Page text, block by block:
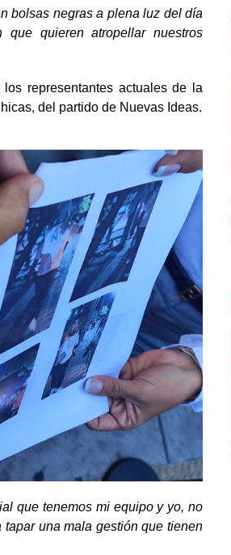
bolsas negras a plena luz del día
quieren atropellar nuestros
representantes actuales de la
del partido de Nuevas Ideas.
que tenemos mi equipo y yo, no
una mala gestión que tienen